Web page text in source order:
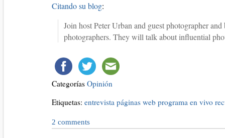
Citando su blog:
Join host Peter Urban and guest photographer
photographers. They will talk about influential
Categorías Opinión
Etiquetas: entrevista páginas web programa en vivo
2 comments